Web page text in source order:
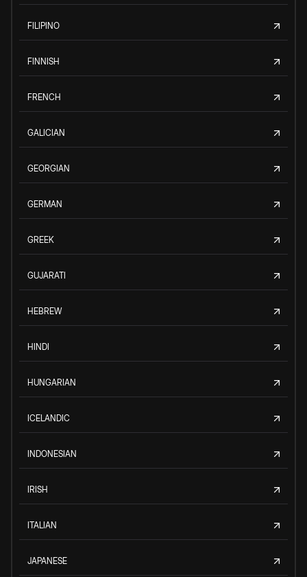
FILIPINO
FINNISH
FRENCH
GALICIAN
GEORGIAN
GERMAN
GREEK
GUJARATI
HEBREW
HINDI
HUNGARIAN
ICELANDIC
INDONESIAN
IRISH
ITALIAN
JAPANESE